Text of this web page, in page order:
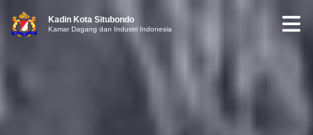
Kadin Kota Situbondo
Kamar Dagang dan Industri Indonesia